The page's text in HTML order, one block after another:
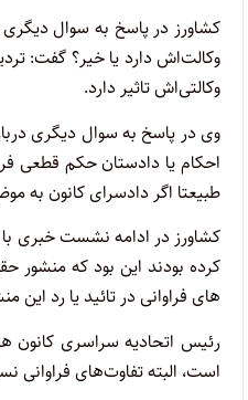
کشاورز در پاسخ به سوال دیگری
وکالت‌اش دارد یا خیر؟ گفت:
وکالتی‌اش تاثیر دارد.
وی در پاسخ به سوال دیگری
احکام یا دادستان حکم قطعی
طبیعتا اگر دادسرای کانون به
کشاورز در ادامه نشست خبری
کرده بودند این بود که
های فراوانی در تائید یا رد
رئیس اتحادیه سراسری کانون
است، البته تفاوت‌های فراوانی